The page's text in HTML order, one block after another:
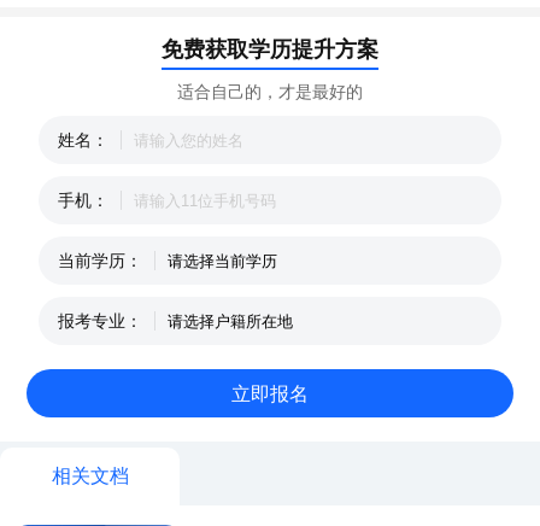
免费获取学历提升方案
适合自己的，才是最好的
姓名：
手机：
当前学历：
报考专业：
相关文档